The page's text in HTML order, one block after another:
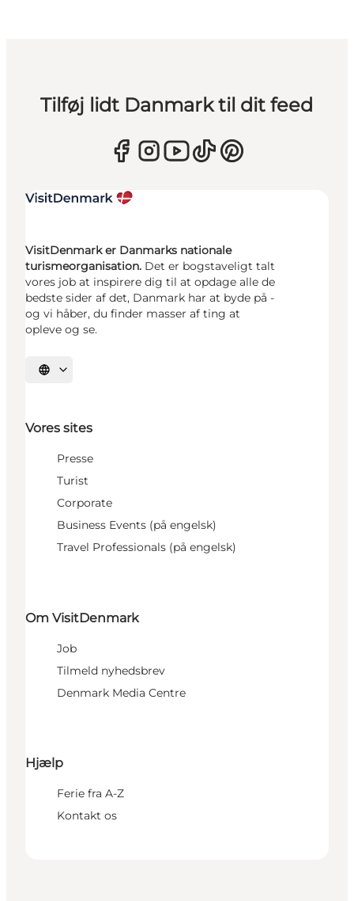
Tilføj lidt Danmark til dit feed
VisitDenmark er Danmarks nationale
turismeorganisation. Det er bogstaveligt talt
vores job at inspirere dig til at opdage alle de
bedste sider af det, Danmark har at byde på -
og vi håber, du finder masser af ting at
opleve og se.
Vælg sprog
Vores sites
Presse
Turist
Corporate
Business Events (på engelsk)
Travel Professionals (på engelsk)
Om VisitDenmark
Job
Tilmeld nyhedsbrev
Denmark Media Centre
Hjælp
Ferie fra A-Z
Kontakt os